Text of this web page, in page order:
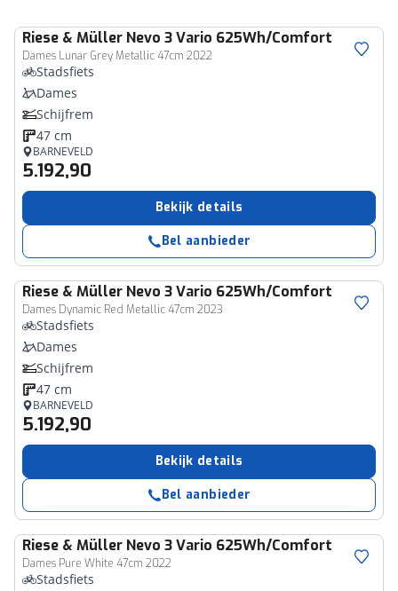
Riese & Müller Nevo 3 Vario 625Wh/Comfort
Dames Lunar Grey Metallic 47cm 2022
Stadsfiets
Dames
Schijfrem
47 cm
BARNEVELD
5.192,90
Bekijk details
Bel aanbieder
Riese & Müller Nevo 3 Vario 625Wh/Comfort
Dames Dynamic Red Metallic 47cm 2023
Stadsfiets
Dames
Schijfrem
47 cm
BARNEVELD
5.192,90
Bekijk details
Bel aanbieder
Riese & Müller Nevo 3 Vario 625Wh/Comfort
Dames Pure White 47cm 2022
Stadsfiets